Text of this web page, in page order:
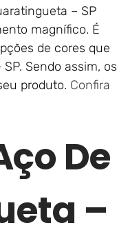
– SP
magnífico. É
de cores que
Sendo assim, os
produto. Confira
De
–